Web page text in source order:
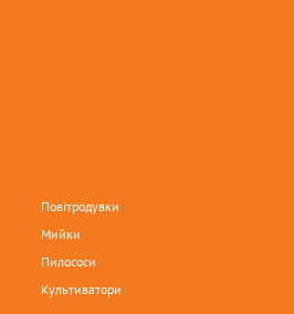
Повітродувки
Мийки
Пилососи
Культиватори